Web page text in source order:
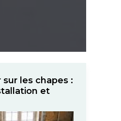
sur les chapes :
et